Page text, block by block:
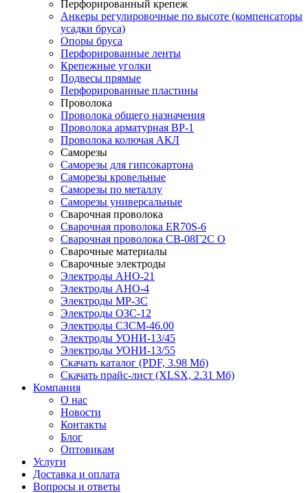
Перфорированный крепеж
Анкеры регулировочные по высоте (компенсаторы
усадки бруса)
Опоры бруса
Перфорированные ленты
Крепежные уголки
Подвесы прямые
Перфорированные пластины
Проволока
Проволока общего назначения
Проволока арматурная ВР-1
Проволока колючая АКЛ
Саморезы
Саморезы для гипсокартона
Саморезы кровельные
Саморезы по металлу
Саморезы универсальные
Сварочная проволока
Сварочная проволока ER70S-6
Сварочная проволока СВ-08Г2С О
Сварочные материалы
Сварочные электроды
Электроды АНО-21
Электроды АНО-4
Электроды МР-3С
Электроды ОЗС-12
Электроды СЗСМ-46.00
Электроды УОНИ-13/45
Электроды УОНИ-13/55
Скачать каталог (PDF, 3.98 Мб)
Скачать прайс-лист (XLSX, 2.31 Мб)
Компания
О нас
Новости
Контакты
Блог
Оптовикам
Услуги
Доставка и оплата
Вопросы и ответы